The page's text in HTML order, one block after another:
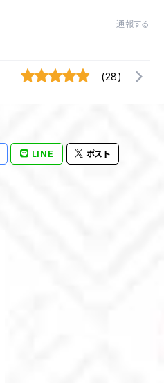
通報する
(28)
LINE ポスト